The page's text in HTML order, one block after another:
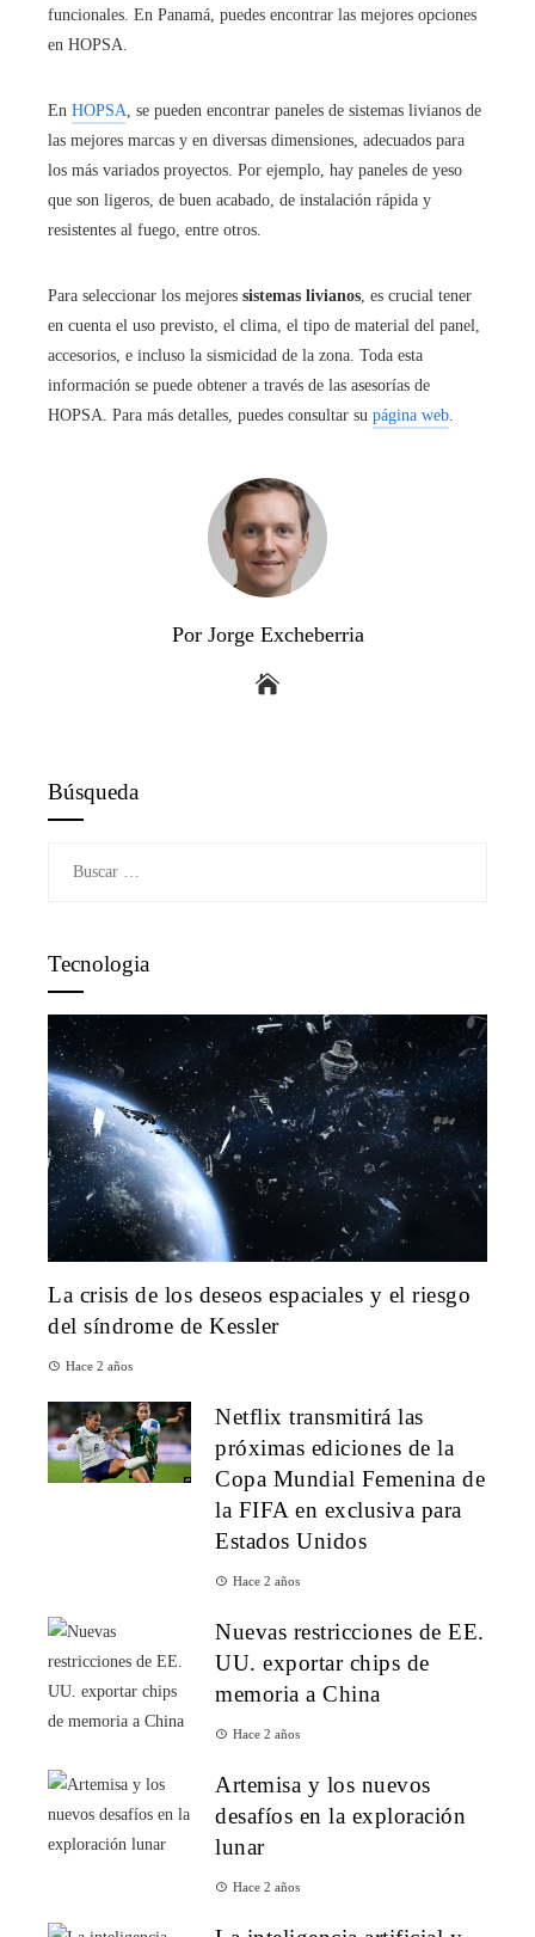
funcionales. En Panamá, puedes encontrar las mejores opciones
en HOPSA.
En HOPSA, se pueden encontrar paneles de sistemas livianos de
las mejores marcas y en diversas dimensiones, adecuados para
los más variados proyectos. Por ejemplo, hay paneles de yeso
que son ligeros, de buen acabado, de instalación rápida y
resistentes al fuego, entre otros.
Para seleccionar los mejores sistemas livianos, es crucial tener
en cuenta el uso previsto, el clima, el tipo de material del panel,
accesorios, e incluso la sismicidad de la zona. Toda esta
información se puede obtener a través de las asesorías de
HOPSA. Para más detalles, puedes consultar su página web.
Por Jorge Excheberria
Búsqueda
Tecnologia
La crisis de los deseos espaciales y el riesgo
del síndrome de Kessler
Hace 2 años
Netflix transmitirá las
próximas ediciones de la
Copa Mundial Femenina de
la FIFA en exclusiva para
Estados Unidos
Hace 2 años
Nuevas restricciones de EE.
UU. exportar chips de
memoria a China
Hace 2 años
Artemisa y los nuevos
desafíos en la exploración
lunar
Hace 2 años